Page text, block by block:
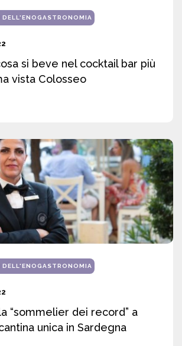
si beve nel cocktail bar più
vista Colosseo
DELL'ENOGASTRONOMIA
“sommelier dei record” a
unica in Sardegna